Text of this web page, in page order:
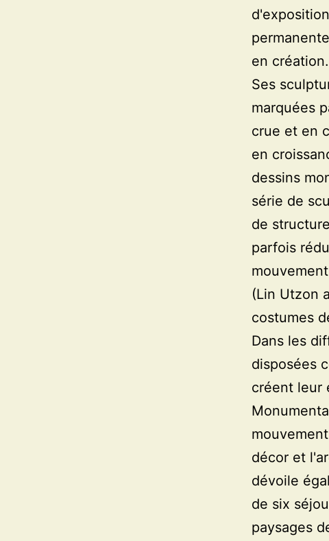
en création.
Ses
marquées
crue et en
en
dessins
série de
de
parfois
(Lin Utzon
costumes
Dans les
disposées
créent leur
décor et
dévoile
de six
paysages